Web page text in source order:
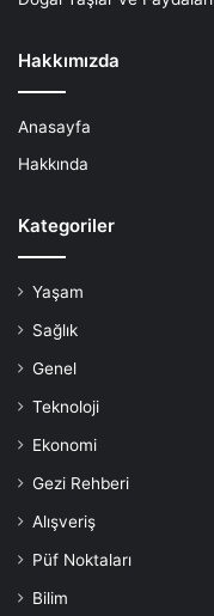
Hakkımızda
Anasayfa
Hakkında
Kategoriler
Yaşam
Sağlık
Genel
Teknoloji
Ekonomi
Gezi Rehberi
Alışveriş
Püf Noktaları
Bilim